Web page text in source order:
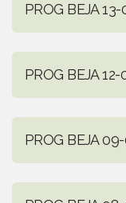
PROG BEJA
PROG BEJA
PROG BEJA